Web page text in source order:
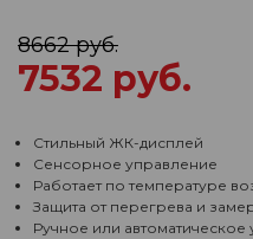
8662 руб.
7532 руб.
Стильный ЖК-дисплей
Сенсорное управление
Работает по температуре
Защита от перегрева и
Ручное или